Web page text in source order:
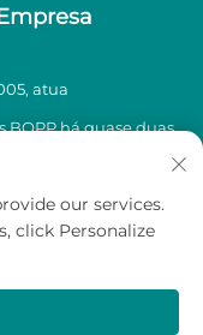
atua
BOPP há quase duas
venda de fitas
our services.
click Personalize